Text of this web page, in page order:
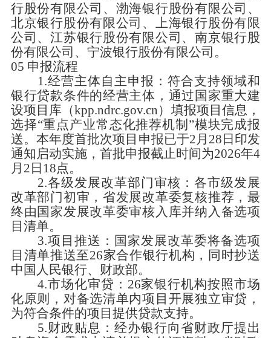
行股份有限公司、渤海银行股份有限公司、
北京银行股份有限公司、上海银行股份有限
公司、江苏银行股份有限公司、南京银行股
份有限公司、宁波银行股份有限公司。
05 申报流程
1.经营主体自主申报：符合支持领域和
银行贷款条件的经营主体，通过国家重大建
设项目库（kpp.ndrc.gov.cn）填报项目信息，
选择“重点产业常态化推荐机制”模块完成报
送。本年度首批次项目申报已于2月 28 日印发
通知启动实施，首批申报截止时间为2026年4
月 2 日 18点。
2.各级发展改革部门审核：各市级发展
改革部门初审，省发展改革委复核推荐，最
终由国家发展改革委审核入库并纳入备选项
目清单。
3.项目推送： 国家发展改革委将备选项
目清单推送至26家合作银行机构，同时抄送
中国人民银行、财政部。
4.市场化审贷： 26家银行机构按照市场
化原则，对备选清单内项目开展独立审贷，
为符合条件的项目提供贷款支持。
5.财政贴息： 经办银行向省财政厅提出